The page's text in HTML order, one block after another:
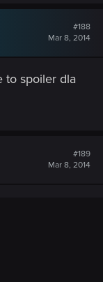
#188
Mar 8, 2014
to spoiler dla
#189
Mar 8, 2014